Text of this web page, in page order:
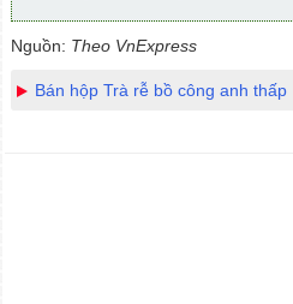
Nguồn: Theo VnExpress
Bán hộp Trà rễ bồ công anh thấp